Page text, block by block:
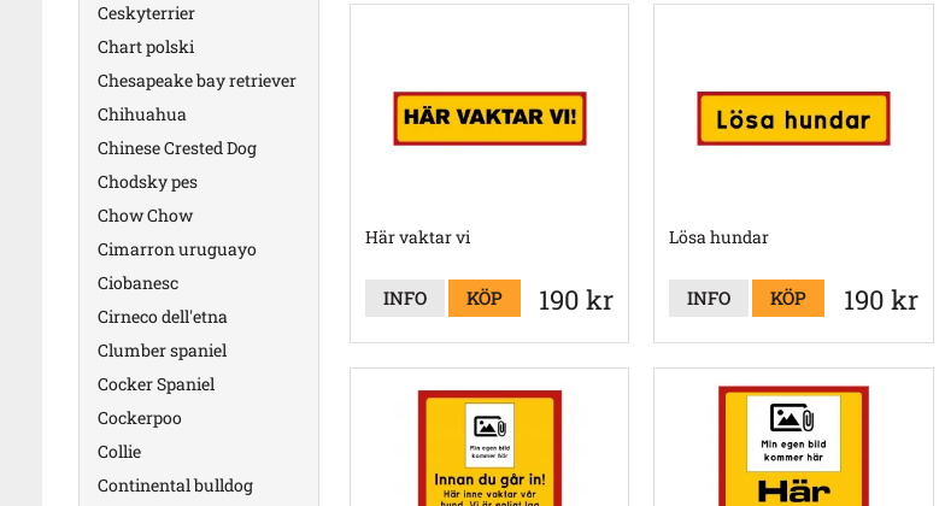
Ceskyterrier
Chart polski
Chesapeake bay retriever
Chihuahua
Chinese Crested Dog
Chodsky pes
Chow Chow
Cimarron uruguayo
Ciobanesc
Cirneco dell'etna
Clumber spaniel
Cocker Spaniel
Cockerpoo
Collie
Continental bulldog
Här vaktar vi
190 kr
INFO KÖP
Lösa hundar
190 kr
INFO KÖP